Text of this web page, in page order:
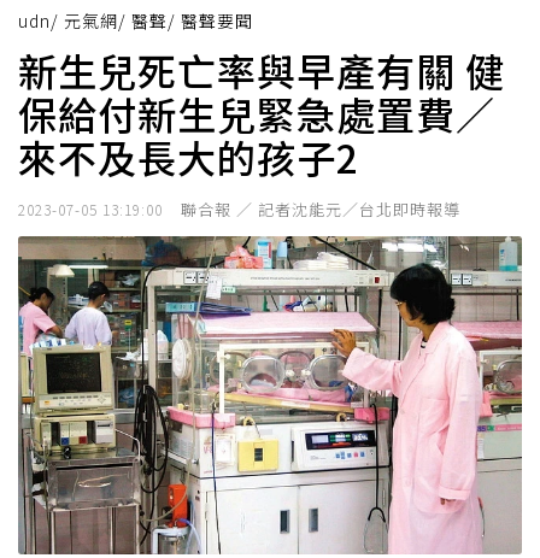
udn/ 元氣網/ 醫聲/ 醫聲要聞
新生兒死亡率與早產有關 健
保給付新生兒緊急處置費／
來不及長大的孩子2
2023-07-05 13:19:00 聯合報 ／ 記者沈能元／台北即時報導